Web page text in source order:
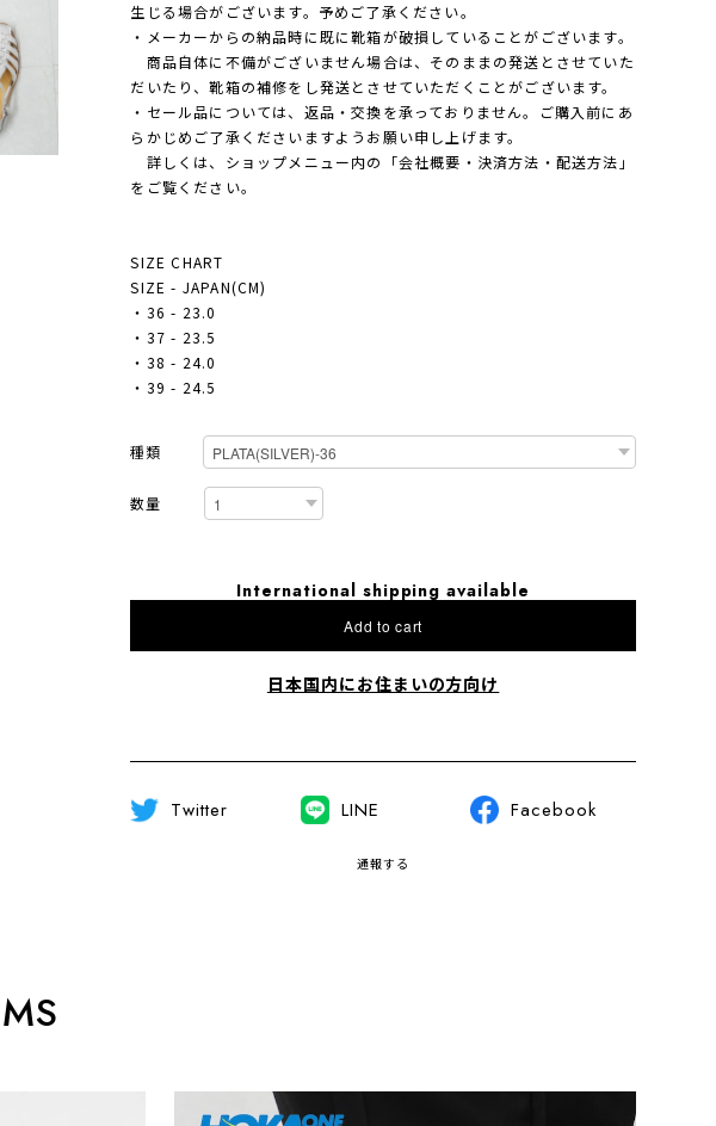
生じる場合がございます。予めご了承ください。
・メーカーからの納品時に既に靴箱が破損していることがございます。
商品自体に不備がございません場合は、そのままの発送とさせていた
だいたり、靴箱の補修をし発送とさせていただくことがございます。
・セール品については、返品・交換を承っておりません。ご購入前にあ
らかじめご了承くださいますようお願い申し上げます。
詳しくは、ショップメニュー内の「会社概要・決済方法・配送方法」
をご覧ください。
SIZE CHART
SIZE - JAPAN(CM)
・36 - 23.0
・37 - 23.5
・38 - 24.0
・39 - 24.5
種類
数量
International shipping available
Add to cart
日本国内にお住まいの方向け
Twitter LINE Facebook
通報する